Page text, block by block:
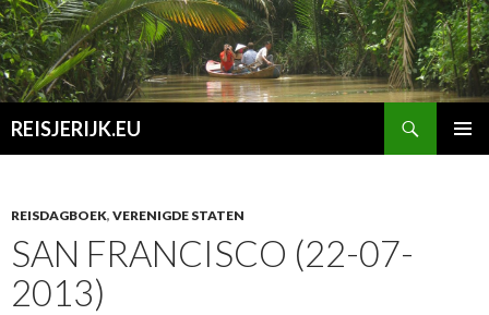
REISJERIJK.EU
REISDAGBOEK, VERENIGDE STATEN
SAN FRANCISCO (22-07-
2013)